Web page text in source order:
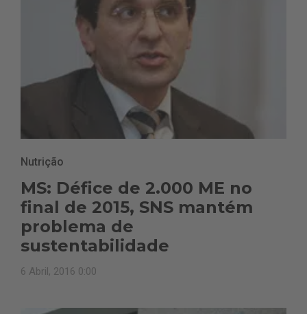
Nutrição
MS: Défice de 2.000 ME no
final de 2015, SNS mantém
problema de
sustentabilidade
6 Abril, 2016 0:00